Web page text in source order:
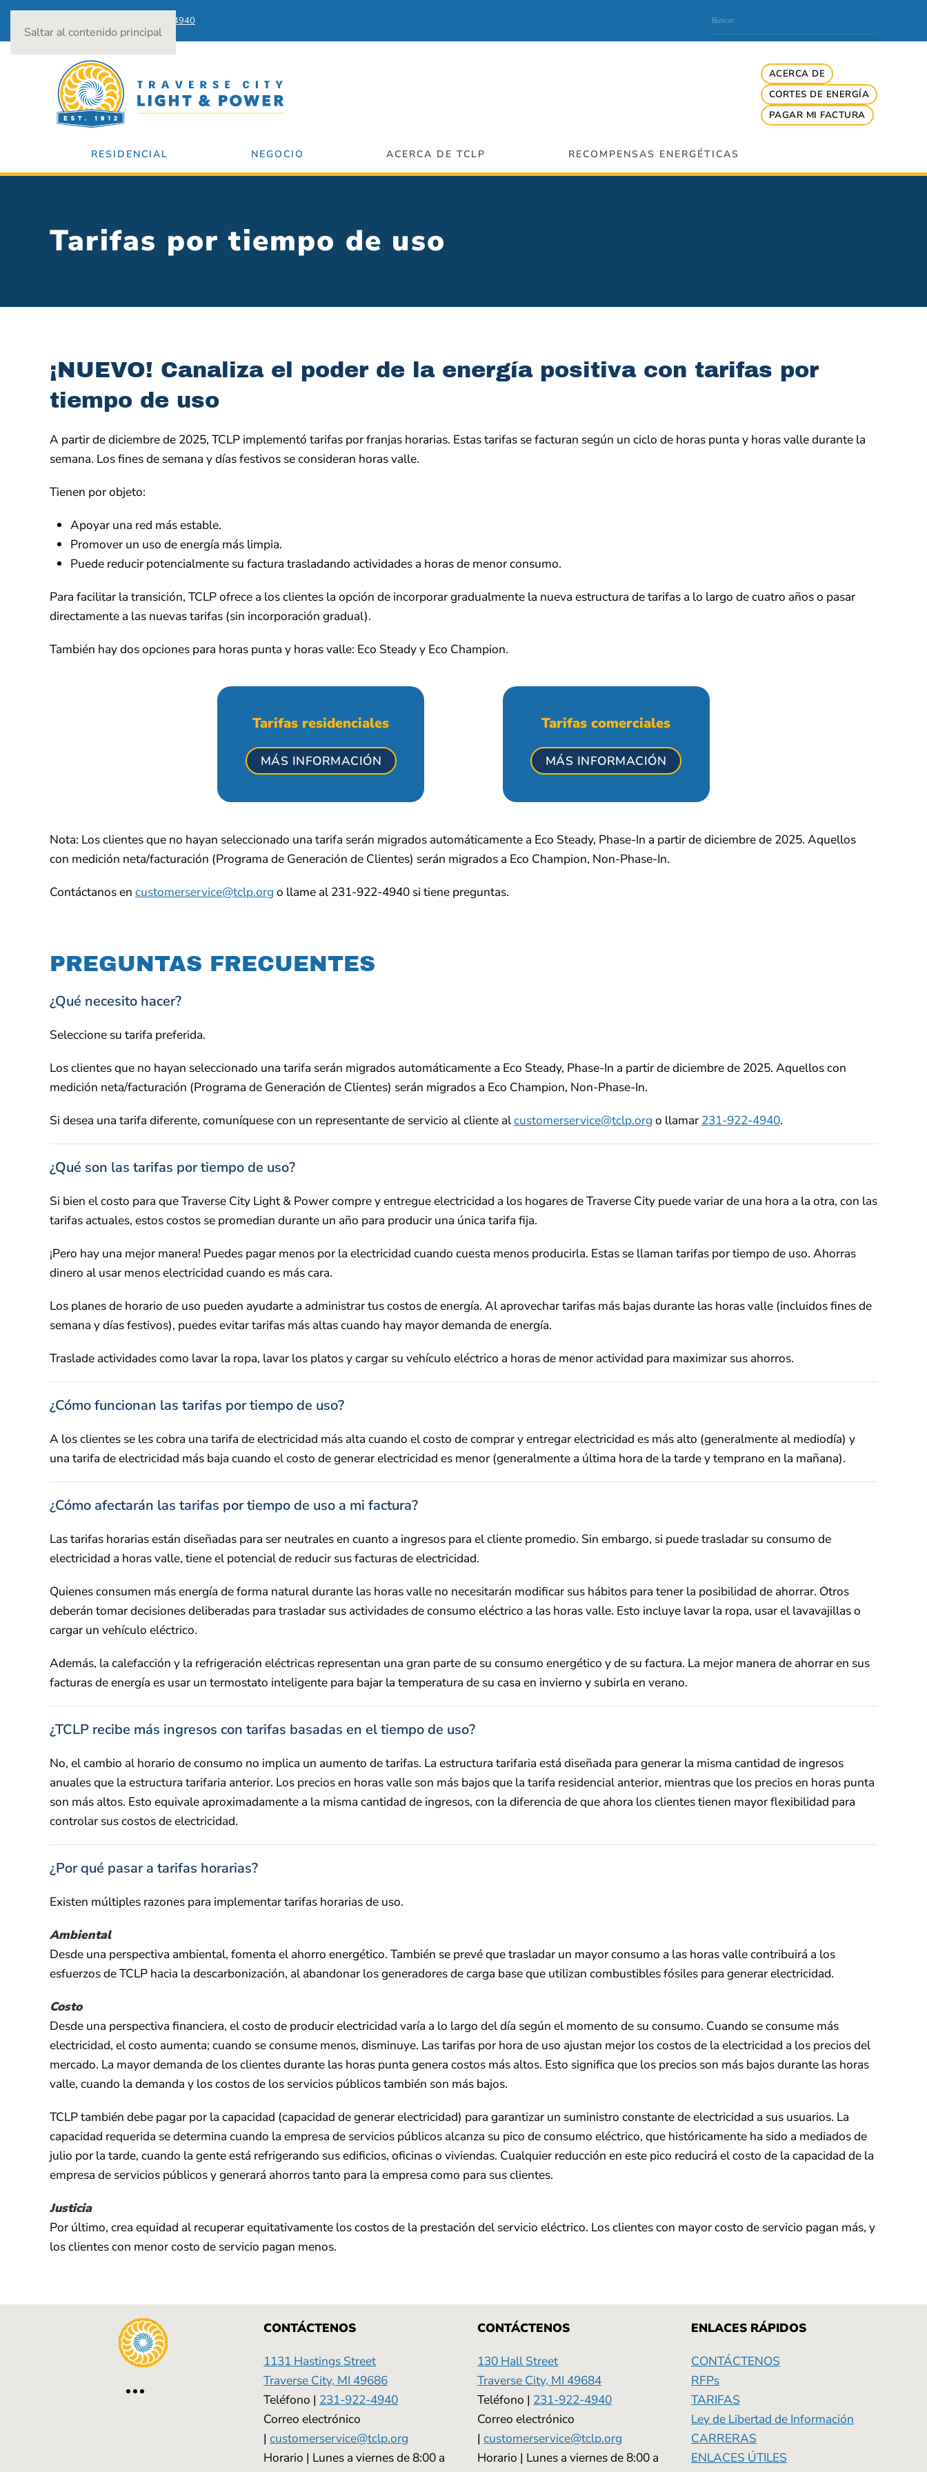
Saltar al contenido principal
231-922-4940
ACERCA DE
CORTES DE ENERGÍA
PAGAR MI FACTURA
RESIDENCIAL NEGOCIO ACERCA DE TCLP RECOMPENSAS ENERGÉTICAS
Tarifas por tiempo de uso
¡NUEVO! Canaliza el poder de la energía positiva con tarifas por
tiempo de uso
A partir de diciembre de 2025, TCLP implementó tarifas por franjas horarias. Estas tarifas se facturan según un ciclo de horas punta y horas valle durante la
semana. Los fines de semana y días festivos se consideran horas valle.
Tienen por objeto:
Apoyar una red más estable.
Promover un uso de energía más limpia.
Puede reducir potencialmente su factura trasladando actividades a horas de menor consumo.
Para facilitar la transición, TCLP ofrece a los clientes la opción de incorporar gradualmente la nueva estructura de tarifas a lo largo de cuatro años o pasar
directamente a las nuevas tarifas (sin incorporación gradual).
También hay dos opciones para horas punta y horas valle: Eco Steady y Eco Champion.
Tarifas residenciales
MÁS INFORMACIÓN
Tarifas comerciales
MÁS INFORMACIÓN
Nota: Los clientes que no hayan seleccionado una tarifa serán migrados automáticamente a Eco Steady, Phase-In a partir de diciembre de 2025. Aquellos
con medición neta/facturación (Programa de Generación de Clientes) serán migrados a Eco Champion, Non-Phase-In.
Contáctanos en customerservice@tclp.org o llame al 231-922-4940 si tiene preguntas.
PREGUNTAS FRECUENTES
¿Qué necesito hacer?
Seleccione su tarifa preferida.
Los clientes que no hayan seleccionado una tarifa serán migrados automáticamente a Eco Steady, Phase-In a partir de diciembre de 2025. Aquellos con
medición neta/facturación (Programa de Generación de Clientes) serán migrados a Eco Champion, Non-Phase-In.
Si desea una tarifa diferente, comuníquese con un representante de servicio al cliente alcustomerservice@tclp.org o llamar 231-922-4940.
¿Qué son las tarifas por tiempo de uso?
Si bien el costo para que Traverse City Light & Power compre y entregue electricidad a los hogares de Traverse City puede variar de una hora a la otra, con las
tarifas actuales, estos costos se promedian durante un año para producir una única tarifa fija.
¡Pero hay una mejor manera! Puedes pagar menos por la electricidad cuando cuesta menos producirla. Estas se llaman tarifas por tiempo de uso. Ahorras
dinero al usar menos electricidad cuando es más cara.
Los planes de horario de uso pueden ayudarte a administrar tus costos de energía. Al aprovechar tarifas más bajas durante las horas valle (incluidos fines de
semana y días festivos), puedes evitar tarifas más altas cuando hay mayor demanda de energía.
Traslade actividades como lavar la ropa, lavar los platos y cargar su vehículo eléctrico a horas de menor actividad para maximizar sus ahorros.
¿Cómo funcionan las tarifas por tiempo de uso?
A los clientes se les cobra una tarifa de electricidad más alta cuando el costo de comprar y entregar electricidad es más alto (generalmente al mediodía) y
una tarifa de electricidad más baja cuando el costo de generar electricidad es menor (generalmente a última hora de la tarde y temprano en la mañana).
¿Cómo afectarán las tarifas por tiempo de uso a mi factura?
Las tarifas horarias están diseñadas para ser neutrales en cuanto a ingresos para el cliente promedio. Sin embargo, si puede trasladar su consumo de
electricidad a horas valle, tiene el potencial de reducir sus facturas de electricidad.
Quienes consumen más energía de forma natural durante las horas valle no necesitarán modificar sus hábitos para tener la posibilidad de ahorrar. Otros
deberán tomar decisiones deliberadas para trasladar sus actividades de consumo eléctrico a las horas valle. Esto incluye lavar la ropa, usar el lavavajillas o
cargar un vehículo eléctrico.
Además, la calefacción y la refrigeración eléctricas representan una gran parte de su consumo energético y de su factura. La mejor manera de ahorrar en sus
facturas de energía es usar un termostato inteligente para bajar la temperatura de su casa en invierno y subirla en verano.
¿TCLP recibe más ingresos con tarifas basadas en el tiempo de uso?
No, el cambio al horario de consumo no implica un aumento de tarifas. La estructura tarifaria está diseñada para generar la misma cantidad de ingresos
anuales que la estructura tarifaria anterior. Los precios en horas valle son más bajos que la tarifa residencial anterior, mientras que los precios en horas punta
son más altos. Esto equivale aproximadamente a la misma cantidad de ingresos, con la diferencia de que ahora los clientes tienen mayor flexibilidad para
controlar sus costos de electricidad.
¿Por qué pasar a tarifas horarias?
Existen múltiples razones para implementar tarifas horarias de uso.
Ambiental
Desde una perspectiva ambiental, fomenta el ahorro energético. También se prevé que trasladar un mayor consumo a las horas valle contribuirá a los
esfuerzos de TCLP hacia la descarbonización, al abandonar los generadores de carga base que utilizan combustibles fósiles para generar electricidad.
Costo
Desde una perspectiva financiera, el costo de producir electricidad varía a lo largo del día según el momento de su consumo. Cuando se consume más
electricidad, el costo aumenta; cuando se consume menos, disminuye. Las tarifas por hora de uso ajustan mejor los costos de la electricidad a los precios del
mercado. La mayor demanda de los clientes durante las horas punta genera costos más altos. Esto significa que los precios son más bajos durante las horas
valle, cuando la demanda y los costos de los servicios públicos también son más bajos.
TCLP también debe pagar por la capacidad (capacidad de generar electricidad) para garantizar un suministro constante de electricidad a sus usuarios. La
capacidad requerida se determina cuando la empresa de servicios públicos alcanza su pico de consumo eléctrico, que históricamente ha sido a mediados de
julio por la tarde, cuando la gente está refrigerando sus edificios, oficinas o viviendas. Cualquier reducción en este pico reducirá el costo de la capacidad de la
empresa de servicios públicos y generará ahorros tanto para la empresa como para sus clientes.
Justicia
Por último, crea equidad al recuperar equitativamente los costos de la prestación del servicio eléctrico. Los clientes con mayor costo de servicio pagan más, y
los clientes con menor costo de servicio pagan menos.
CONTÁCTENOS
1131 Hastings Street
Traverse City, MI 49686
Teléfono | 231-922-4940
Correo electrónico
| customerservice@tclp.org
Horario | Lunes a viernes de 8:00 a
CONTÁCTENOS
130 Hall Street
Traverse City, MI 49684
Teléfono | 231-922-4940
Correo electrónico
| customerservice@tclp.org
Horario | Lunes a viernes de 8:00 a
ENLACES RÁPIDOS
CONTÁCTENOS
RFPs
TARIFAS
Ley de Libertad de Información
CARRERAS
ENLACES ÚTILES